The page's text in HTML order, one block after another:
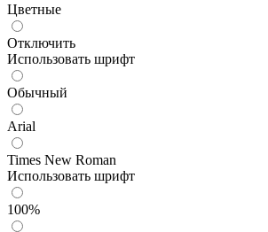
Цветные
Отключить
Использовать шрифт
Обычный
Arial
Times New Roman
Использовать шрифт
100%